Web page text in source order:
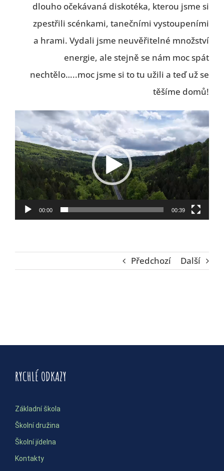
Předchozí Další
dlouho očekávaná diskotéka, kterou jsme si
zpestřili scénkami, tanečními vystoupeními
a hrami. Vydali jsme neuvěřitelné množství
energie, ale stejně se nám moc spát
nechtělo…..moc jsme si to tu užili a teď už se
těšíme domů!
Video
přehrávač
00:00 00:39
RYCHLÉ ODKAZY
Základní škola
Školní družina
Školní jídelna
Kontakty